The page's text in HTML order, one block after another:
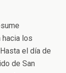
los
el día de
de San